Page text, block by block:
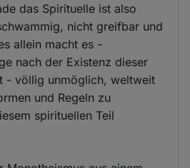
das Spirituelle ist also
nicht greifbar und
allein macht es -
nach der Existenz dieser
- völlig unmöglich, weltweit
und Regeln zu
spirituellen Teil